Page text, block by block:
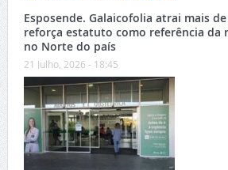
Esposende. Galaicofolia atrai mais
reforça estatuto como referência da
no Norte do país
21 Julho, 2026 - 18:45